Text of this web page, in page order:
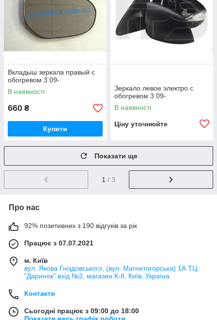
Вкладыш зеркала правый с
обогревом 3 09-
В наявності
660 ₴
Купити
Зеркало левое электро с
обогревом 3 09-
В наявності
Ціну уточнюйте
Показати ще
1 / 3
Про нас
92% позитивних з 190 відгуків за рік
Працює з 07.07.2021
м. Київ
вул. Якова Гніздовського, (вул. Магнитогорська) 1А ТЦ
"Даринок" вхід №2, магазин К-8, Київ, Україна
Контакти
Сьогодні працює з 09:00 до 18:00